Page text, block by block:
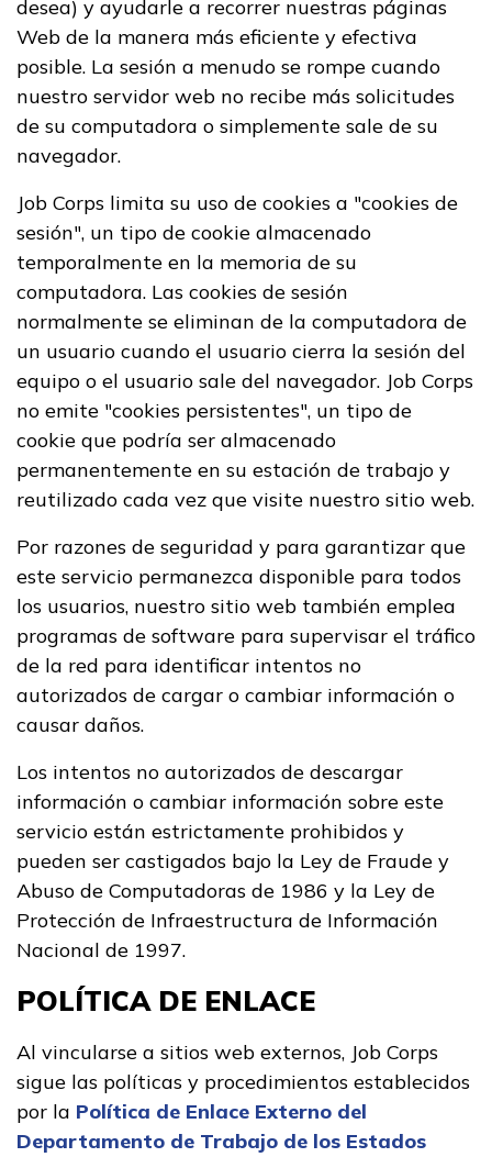
desea) y ayudarle a recorrer nuestras páginas
Web de la manera más eficiente y efectiva
posible. La sesión a menudo se rompe cuando
nuestro servidor web no recibe más solicitudes
de su computadora o simplemente sale de su
navegador.
Job Corps limita su uso de cookies a "cookies de
sesión", un tipo de cookie almacenado
temporalmente en la memoria de su
computadora. Las cookies de sesión
normalmente se eliminan de la computadora de
un usuario cuando el usuario cierra la sesión del
equipo o el usuario sale del navegador. Job Corps
no emite "cookies persistentes", un tipo de
cookie que podría ser almacenado
permanentemente en su estación de trabajo y
reutilizado cada vez que visite nuestro sitio web.
Por razones de seguridad y para garantizar que
este servicio permanezca disponible para todos
los usuarios, nuestro sitio web también emplea
programas de software para supervisar el tráfico
de la red para identificar intentos no
autorizados de cargar o cambiar información o
causar daños.
Los intentos no autorizados de descargar
información o cambiar información sobre este
servicio están estrictamente prohibidos y
pueden ser castigados bajo la Ley de Fraude y
Abuso de Computadoras de 1986 y la Ley de
Protección de Infraestructura de Información
Nacional de 1997.
POLÍTICA DE ENLACE
Al vincularse a sitios web externos, Job Corps
sigue las políticas y procedimientos establecidos
por la Política de Enlace Externo del
Departamento de Trabajo de los Estados